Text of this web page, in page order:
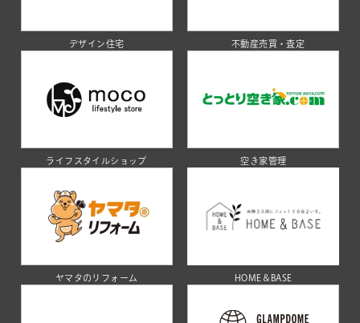
デザイン住宅 不動産売買・査定
ライフスタイルショップ 空き家管理
ヤマタのリフォーム HOME＆BASE